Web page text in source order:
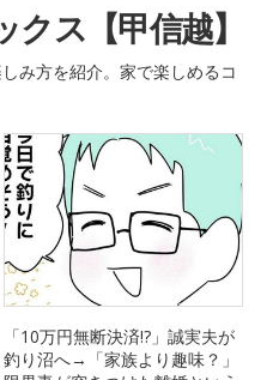
ス【甲信越】
み方を紹介。家で楽しめるコ
「10万円無断決済!?」誠実夫が
釣り沼へ→「家族より趣味？」